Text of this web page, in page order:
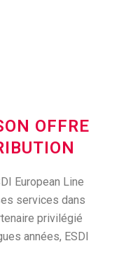
OFFRE
European Line
services dans
privilégié
années, ESDI